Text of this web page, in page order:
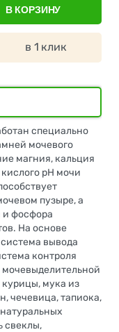
В КОРЗИНУ
в 1 клик
специально
мочевого
магния, кальция
рН мочи
пузыре, а
и фосфора
На основе
вывода
контроля
мочевыделительной
мука из
чечевица, тапиока,
свеклы,